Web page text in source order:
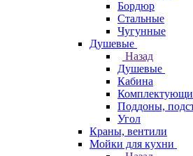
Бордюр
Стальные
Чугунные
Душевые
Назад
Душевые
Кабина
Поддоны,
Угол
Краны, вентили
Мойки для кухни